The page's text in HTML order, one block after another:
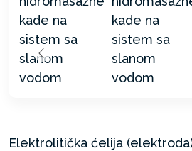
Elektrolitička ćelija